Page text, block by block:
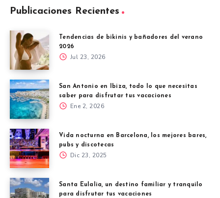
Publicaciones Recientes
Tendencias de bikinis y bañadores del verano
2026
Jul 23, 2026
San Antonio en Ibiza, todo lo que necesitas
saber para disfrutar tus vacaciones
Ene 2, 2026
Vida nocturna en Barcelona, los mejores bares,
pubs y discotecas
Dic 23, 2025
Santa Eulalia, un destino familiar y tranquilo
para disfrutar tus vacaciones